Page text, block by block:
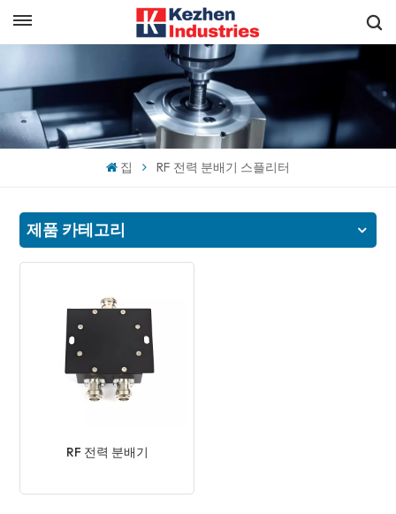
English
español
한국의
빠른 견적 받기
집 RF 전력 분배기 스플리터
제품 카테고리
RF 전력 분배기